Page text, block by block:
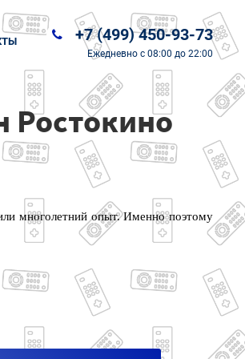
+7 (499) 450-93-73
Ежедневно с 08:00 до 22:00
Ростокино
многолетний опыт. Именно поэтому